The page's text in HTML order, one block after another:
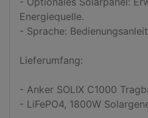
Energiequelle.
- Sprache:
Lieferumfang:
- Anker SOLIX C1000
- LiFePO4, 1800W